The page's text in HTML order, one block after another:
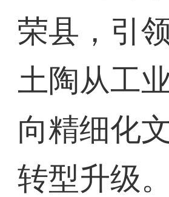
荣县，引
土陶从工
向精细化
转型升级